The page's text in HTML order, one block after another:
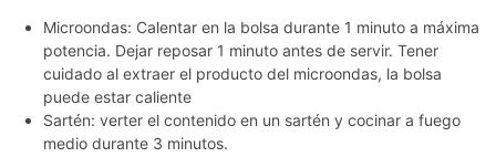
Microondas: Calentar en la bolsa durante 1 minuto a máxima
potencia. Dejar reposar 1 minuto antes de servir. Tener
cuidado al extraer el producto del microondas, la bolsa
puede estar caliente
Sartén: verter el contenido en un sartén y cocinar a fuego
medio durante 3 minutos.